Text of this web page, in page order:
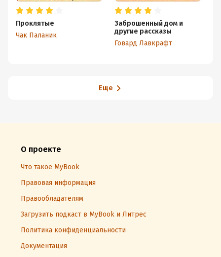
Проклятые
Чак Паланик
Заброшенный дом и
другие рассказы
Говард Лавкрафт
Еще
О проекте
Что такое MyBook
Правовая информация
Правообладателям
Загрузить подкаст в MyBook и Литрес
Политика конфиденциальности
Документация